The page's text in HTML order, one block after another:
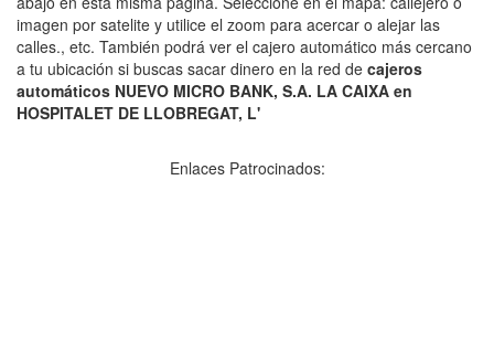
imagen por satelite y utilice el zoom para acercar o alejar las
calles., etc. También podrá ver el cajero automático más cercano
a tu ubicación si buscas sacar dinero en la red de cajeros
automáticos NUEVO MICRO BANK, S.A. LA CAIXA en
HOSPITALET DE LLOBREGAT, L'
Enlaces Patrocinados: